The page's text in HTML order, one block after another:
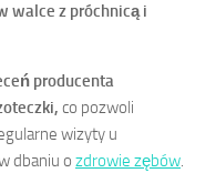
walce z próchnicą i
producenta
co pozwoli
wizyty u
dbaniu o zdrowie zębów.